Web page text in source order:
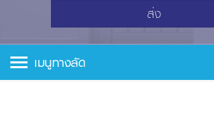
ส่ง
เมนูทางลัด